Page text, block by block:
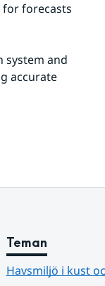
forecasts
system and
accurate
Teman
Havsmiljö i kust